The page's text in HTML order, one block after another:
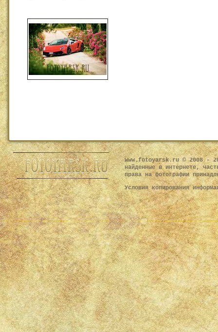
www.fotoyarsk.ru © 2008 -
найденные в интернете,
права на фотографии
Условия копирования